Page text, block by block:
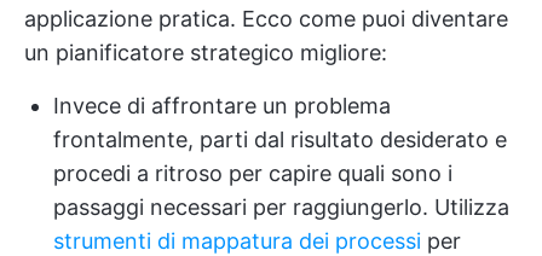
applicazione pratica. Ecco come puoi diventare
un pianificatore strategico migliore:
Invece di affrontare un problema
frontalmente, parti dal risultato desiderato e
procedi a ritroso per capire quali sono i
passaggi necessari per raggiungerlo. Utilizza
strumenti di mappatura dei processi per